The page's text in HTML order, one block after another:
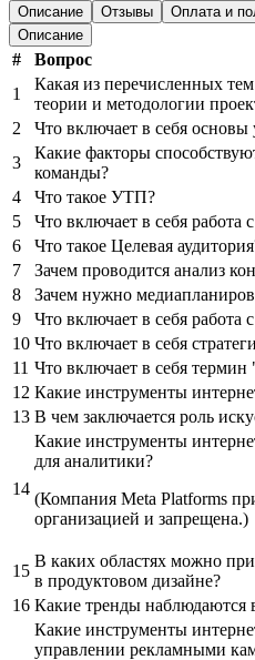
Описание Отзывы
Оплата и
Описание
#
Вопрос
1
Какая из перечисленных
теории и методологии
2
Что включает в себя основы
3
Какие факторы
команды?
4
Что такое УТП?
5
Что включает в себя работа
6
Что такое Целевая
7
Зачем проводится анализ
8
Зачем нужно
9
Что включает в себя работа
10 Что включает в себя
11 Что включает в себя
12 Какие инструменты
13 В чем заключается роль
14
Какие инструменты
для аналитики?
(Компания Meta Platforms
организацией и запрещена.)
15
В каких областях можно
в продуктовом дизайне?
16 Какие тренды наблюдаются
Какие инструменты
управлении рекламными